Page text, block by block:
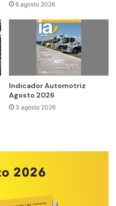
6 agosto 2026
Indicador Automotriz
Agosto 2026
3 agosto 2026